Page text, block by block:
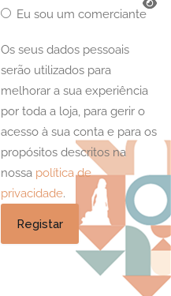
Eu sou um comerciante
Os seus dados pessoais
serão utilizados para
melhorar a sua experiência
por toda a loja, para gerir o
acesso à sua conta e para os
propósitos descritos na
nossa política de
privacidade.